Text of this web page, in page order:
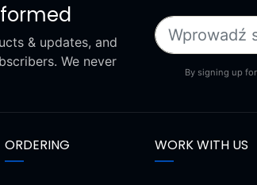
& updates, and
We never
By signing up
ORDERING WORK WITH US